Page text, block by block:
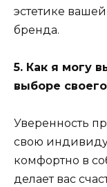
эстетике
бренда.
5. Как я могу
выборе
Уверенность
свою
комфортно в
делает вас